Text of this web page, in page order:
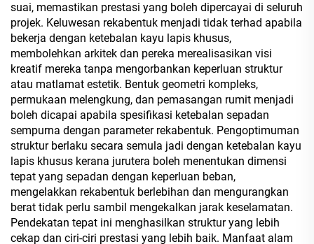
suai, memastikan prestasi yang boleh dipercayai di seluruh
projek. Keluwesan rekabentuk menjadi tidak terhad apabila
bekerja dengan ketebalan kayu lapis khusus,
membolehkan arkitek dan pereka merealisasikan visi
kreatif mereka tanpa mengorbankan keperluan struktur
atau matlamat estetik. Bentuk geometri kompleks,
permukaan melengkung, dan pemasangan rumit menjadi
boleh dicapai apabila spesifikasi ketebalan sepadan
sempurna dengan parameter rekabentuk. Pengoptimuman
struktur berlaku secara semula jadi dengan ketebalan kayu
lapis khusus kerana jurutera boleh menentukan dimensi
tepat yang sepadan dengan keperluan beban,
mengelakkan rekabentuk berlebihan dan mengurangkan
berat tidak perlu sambil mengekalkan jarak keselamatan.
Pendekatan tepat ini menghasilkan struktur yang lebih
cekap dan ciri-ciri prestasi yang lebih baik. Manfaat alam